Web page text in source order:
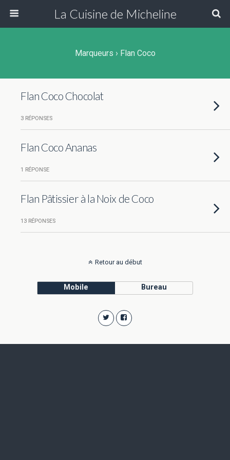
La Cuisine de Micheline
Marqueurs › Flan Coco
Flan Coco Chocolat
3 RÉPONSES
Flan Coco Ananas
1 RÉPONSE
Flan Pâtissier à la Noix de Coco
13 RÉPONSES
Retour au début
Mobile Bureau